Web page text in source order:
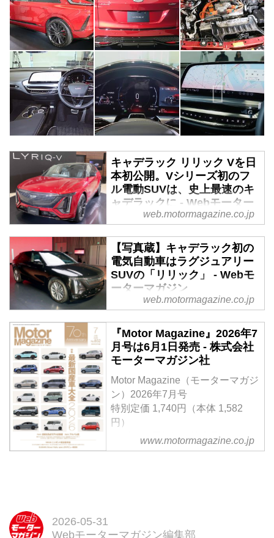
キャデラック リリック Vを日
本初公開。Vシリーズ初のフ
ル電動SUVは、史上最速のキ
ャデラックに - Webモーター
マガジン
2026年3月25日、ゼネラルモータ
ーズ・ジャパンは、キャデラック
初の電気自動車（BEV）リリック
の高性能モデル「リリック
V（CADILLAC LYRIQ-V）」の販
売を開始すると発表した。
web.motormagazine.co.jp
【写真蔵】キャデラック初の
電気自動車はラグジュアリー
SUVの「リリック」 - Webモ
ーターマガジン
2023年にキャデラック初の電気
自動車として登場した「リリック
（LYRIQ）」の日本導入が開始さ
れた。そのディテールを写真で紹
介しよう。
web.motormagazine.co.jp
『Motor Magazine』2026年7
月号は6月1日発売 - 株式会社
モーターマガジン社
Motor Magazine（モーターマガジ
ン）2026年7月号
特別定価 1,740円（本体 1,582
円）
＜創刊70周年記念特大号＞
【特集】「最新国産車大全
試し読み
www.motormagazine.co.jp
2026-05-31
Webモーターマガジン編集部